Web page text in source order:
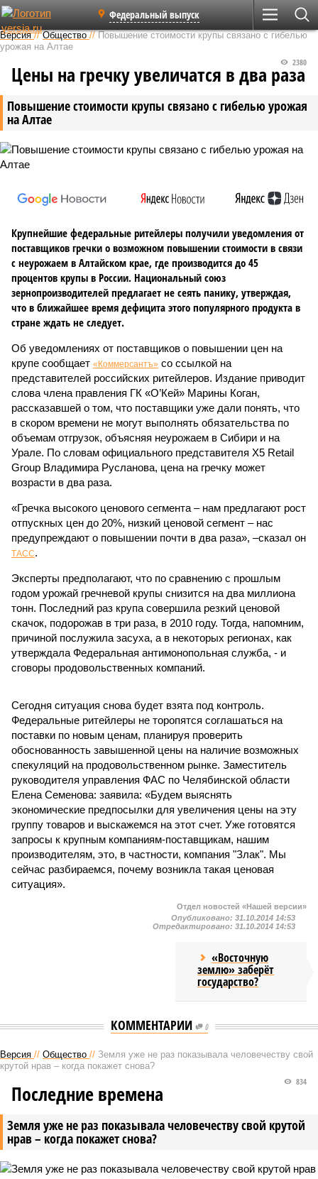
Федеральный выпуск
Версия //Общество //Повышение стоимости крупы связано с гибелью
урожая на Алтае
Повышение стоимости крупы связано с гибелью урожая
на Алтае
2380
Цены на гречку увеличатся в два раза
Крупнейшие федеральные ритейлеры получили уведомления от
поставщиков гречки о возможном повышении стоимости в связи
с неурожаем в Алтайском крае, где производится до 45
процентов крупы в России. Национальный союз
зернопроизводителей предлагает не сеять панику, утверждая,
что в ближайшее время дефицита этого популярного продукта в
стране ждать не следует.
Об уведомлениях от поставщиков о повышении цен на
крупe сообщает «Коммерсантъ» со ссылкой на
представителей российских ритейлеров. Издание приводит
слова члена правления ГК «О’Кей» Марины Коган,
рассказавшей о том, что поставщики уже дали понять, что
в скором времени не могут выполнять обязательства по
объемам отгрузок, объясняя неурожаем в Сибири и на
Урале. По словам официального представителя Х5 Retail
Group Владимира Русланова, цена на гречку может
возрасти в два раза.
«Гречка высокого ценового сегмента – нам предлагают рост
отпускных цен до 20%, низкий ценовой сегмент – нас
предупреждают о повышении почти в два раза», –сказал он
ТАСС.
Эксперты предполагают, что по сравнению с прошлым
годом урожай гречневой крупы снизится на два миллиона
тонн. Последний раз крупа совершила резкий ценовой
скачок, подорожав в три раза, в 2010 году. Тогда, напомним,
причиной послужила засуха, а в некоторых регионах, как
утверждала Федеральная антимонопольная служба, - и
сговоры продовольственных компаний.
Сегодня ситуация снова будет взята под контроль.
Федеральные ритейлеры не торопятся соглашаться на
поставки по новым ценам, планируя проверить
обоснованность завышенной цены на наличие возможных
спекуляций на продовольственном рынке. Заместитель
руководителя управления ФАС по Челябинской области
Елена Семенова: заявила: «Будем выяснять
экономические предпосылки для увеличения цены на эту
группу товаров и выскажемся на этот счет. Уже готовятся
запросы к крупным компаниям-поставщикам, нашим
производителям, это, в частности, компания "Злак". Мы
сейчас разбираемся, почему возникла такая ценовая
ситуация».
Отдел новостей «Нашей версии»
Опубликовано: 31.10.2014 14:53
Отредактировано: 31.10.2014 14:53
«Восточную
землю» заберёт
государство?
КОММЕНТАРИИ 0
Версия // Общество // Земля уже не раз показывала человечеству свой
крутой нрав – когда покажет снова?
Земля уже не раз показывала человечеству свой крутой
нрав – когда покажет снова?
834
Последние времена